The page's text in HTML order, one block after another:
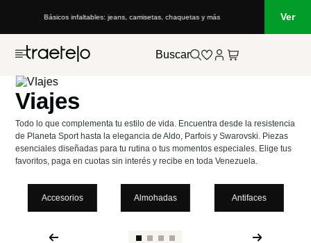
Básicos infaltables: jeans, camisetas, chaquetas y más Ver
Buscar
Viajes
Todo lo que complementa tu estilo de vida. Encuentra desde la resistencia
de Planeta Sport hasta la elegancia de Aldo, Parfois y Swarovski. Piezas
esenciales diseñadas para tu rutina o tus momentos especiales. Elige tus
favoritos, paga en cuotas sin interés y recibe en toda Venezuela.
Accesorios Almohadas Antifaces